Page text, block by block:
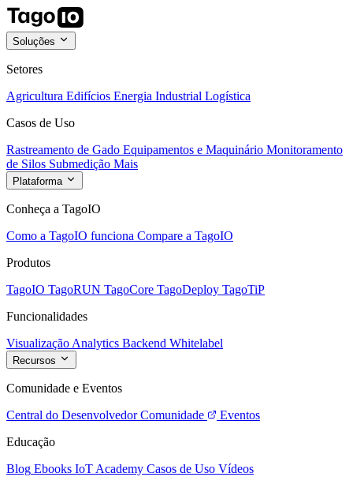
Soluções
Setores
Agricultura Edifícios Energia Industrial Logística
Casos de Uso
Rastreamento de Gado Equipamentos e Maquinário Monitoramento
de Silos Submedição Mais
Plataforma
Conheça a TagoIO
Como a TagoIO funciona Compare a TagoIO
Produtos
TagoIO TagoRUN TagoCore TagoDeploy TagoTiP
Funcionalidades
Visualização Analytics Backend Whitelabel
Recursos
Comunidade e Eventos
Central do Desenvolvedor Comunidade
Eventos
Educação
Blog Ebooks IoT Academy Casos de Uso Vídeos